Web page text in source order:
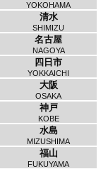
YOKOHAMA
清水
SHIMIZU
名古屋
NAGOYA
四日市
YOKKAICHI
大阪
OSAKA
神戸
KOBE
水島
MIZUSHIMA
福山
FUKUYAMA